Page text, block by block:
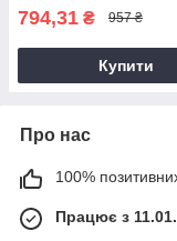
794,31 ₴ 957 ₴
Купити
Про нас
100%
Працює з